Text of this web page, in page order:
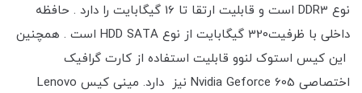
نوع DDR3 است و قابلیت ارتقا تا 16 گیگابایت را دارد . حافظه
داخلی با ظرفیت320 گیگابایت از نوع HDD SATA است . همچنین
این کیس استوک لنوو قابلیت استفاده از کارت گرافیک
اختصاصی Nvidia Geforce 605 نیز دارد. مینی کیس Lenovo